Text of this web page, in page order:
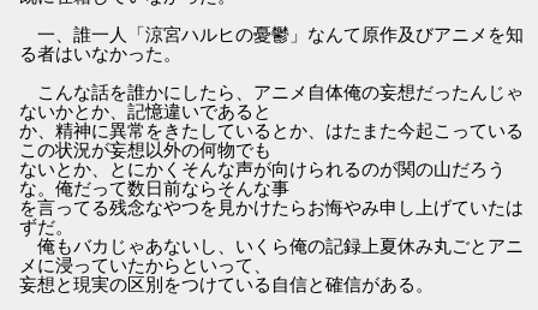
一、誰一人「涼宮ハルヒの憂鬱」なんて原作及びアニメを知
る者はいなかった。
こんな話を誰かにしたら、アニメ自体俺の妄想だったんじゃ
ないかとか、記憶違いであると
か、精神に異常をきたしているとか、はたまた今起こっている
この状況が妄想以外の何物でも
ないとか、とにかくそんな声が向けられるのが関の山だろう
な。俺だって数日前ならそんな事
を言ってる残念なやつを見かけたらお悔やみ申し上げていたは
ずだ。
俺もバカじゃあないし、いくら俺の記録上夏休み丸ごとアニ
メに浸っていたからといって、
妄想と現実の区別をつけている自信と確信がある。